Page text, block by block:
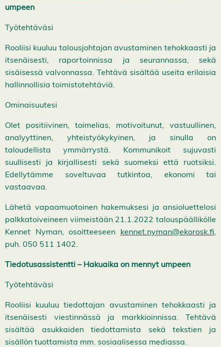
umpeen
Työtehtäväsi
Rooliisi kuuluu talousjohtajan avustaminen tehokkaasti ja
itsenäisesti, raportoinnissa ja seurannassa, sekä
sisäisessä valvonnassa. Tehtävä sisältää useita erilaisia
hallinnollisia toimistotehtäviä.
Ominaisuutesi
Olet positiivinen, toimelias, motivoitunut, vastuullinen,
analyyttinen, yhteistyökykyinen, ja sinulla on
taloudellista ymmärrystä. Kommunikoit sujuvasti
suullisesti ja kirjallisesti sekä suomeksi että ruotsiksi.
Edellytämme soveltuvaa tutkintoa, ekonomi tai
vastaavaa.
Lähetä vapaamuotoinen hakemuksesi ja ansioluettelosi
palkkatoiveineen viimeistään 21.1.2022 talouspäällikölle
Kennet Nyman, osoitteeseen kennet.nyman@ekorosk.fi,
puh. 050 511 1402.
Tiedotusassistentti – Hakuaika on mennyt umpeen
Työtehtäväsi
Rooliisi kuuluu tiedottajan avustaminen tehokkaasti ja
itsenäisesti viestinnässä ja markkioinnissa. Tehtävä
sisältää asukkaiden tiedottamista sekä tekstien ja
sisällön tuottamista mm. sosiaalisessa mediassa.